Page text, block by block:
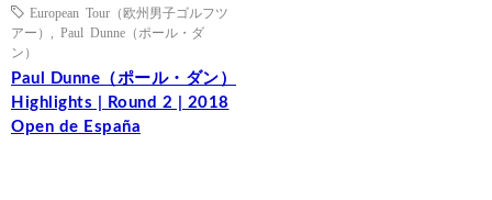
European Tour（欧州男子ゴルフツ
アー）
Paul Dunne（ポール・ダ
ン）
Paul Dunne（ポール・ダン）
Highlights | Round 2 | 2018
Open de España